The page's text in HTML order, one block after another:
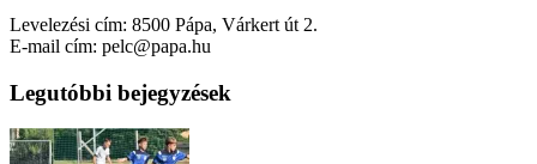
Levelezési cím: 8500 Pápa, Várkert út 2.
E-mail cím: pelc@papa.hu
Legutóbbi bejegyzések